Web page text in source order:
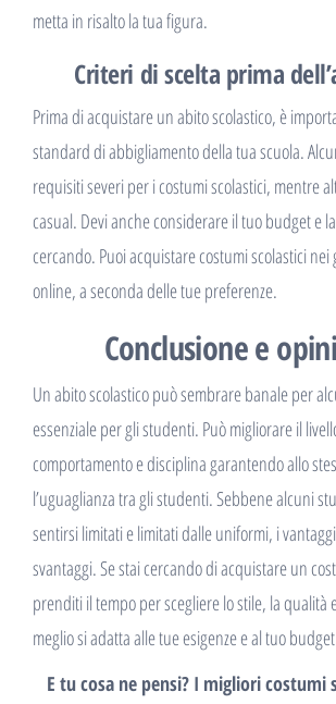
metta in risalto la tua figura.
Criteri di scelta prima
Prima di acquistare un abito scolastico, è
standard di abbigliamento della tua scuola.
requisiti severi per i costumi scolastici, mentre
casual. Devi anche considerare il tuo budget e
cercando. Puoi acquistare costumi scolastici nei
online, a seconda delle tue preferenze.
Conclusione e
Un abito scolastico può sembrare banale per
essenziale per gli studenti. Può migliorare il
comportamento e disciplina garantendo allo
l’uguaglianza tra gli studenti. Sebbene alcuni
sentirsi limitati e limitati dalle uniformi, i
svantaggi. Se stai cercando di acquistare un
prenditi il ​​tempo per scegliere lo stile, la qualità
meglio si adatta alle tue esigenze e al tuo
E tu cosa ne pensi? I migliori costumi